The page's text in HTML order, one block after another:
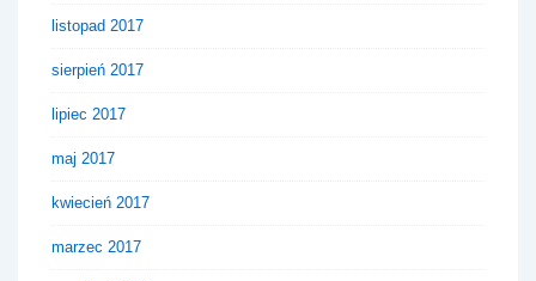
listopad 2017
sierpień 2017
lipiec 2017
maj 2017
kwiecień 2017
marzec 2017